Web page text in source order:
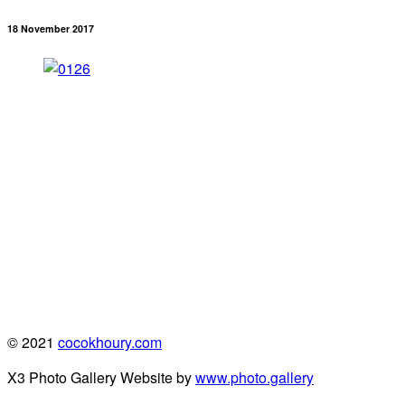
18 November 2017
© 2021 cocokhoury.com
X3 Photo Gallery Website bywww.photo.gallery